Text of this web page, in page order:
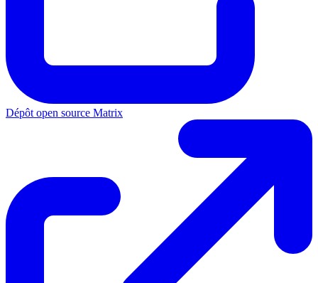
Dépôt open source Matrix